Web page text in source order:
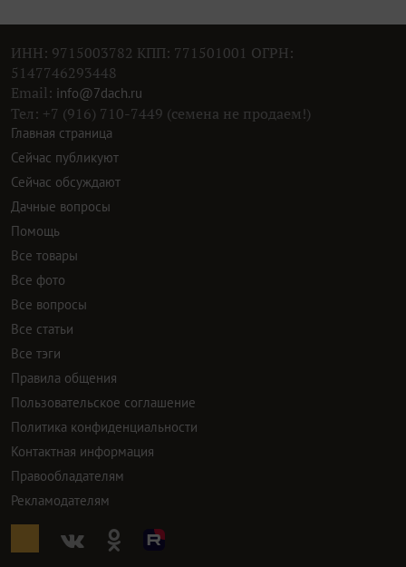
ИНН: 9715003782 КПП: 771501001 ОГРН:
5147746293448
Email: info@7dach.ru
Тел: +7 (916) 710-7449 (семена не продаем!)
Главная страница
Сейчас публикуют
Сейчас обсуждают
Дачные вопросы
Помощь
Все товары
Все фото
Все вопросы
Все статьи
Все тэги
Правила общения
Пользовательское соглашение
Политика конфиденциальности
Контактная информация
Правообладателям
Рекламодателям